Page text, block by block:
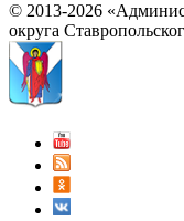
© 2013-2026
округа